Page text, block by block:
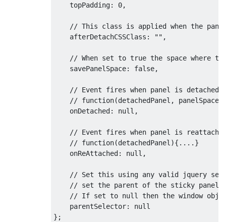
    topPadding
: 0,
// This class is applied when the
    afterDetachCSSClass
: "" ,
// When set to true the space where
    savePanelSpace
: false,
// Event fires when panel is detached
// function(detachedPanel,
    onDetached
: null ,
// Event fires when panel is
// function(detachedPanel){....}
    onReAttached
: null ,
// Set this using any valid jquery
// set the parent of the sticky panel.
// If set to null then the window
    parentSelector
:
null
};